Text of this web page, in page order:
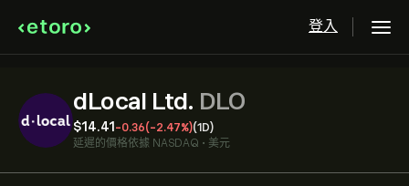
登入
dLocal Ltd. DLO
‎$‎14.41 -0.36(-2.47%)(1D)
延遲的價格依據 NASDAQ • 美元